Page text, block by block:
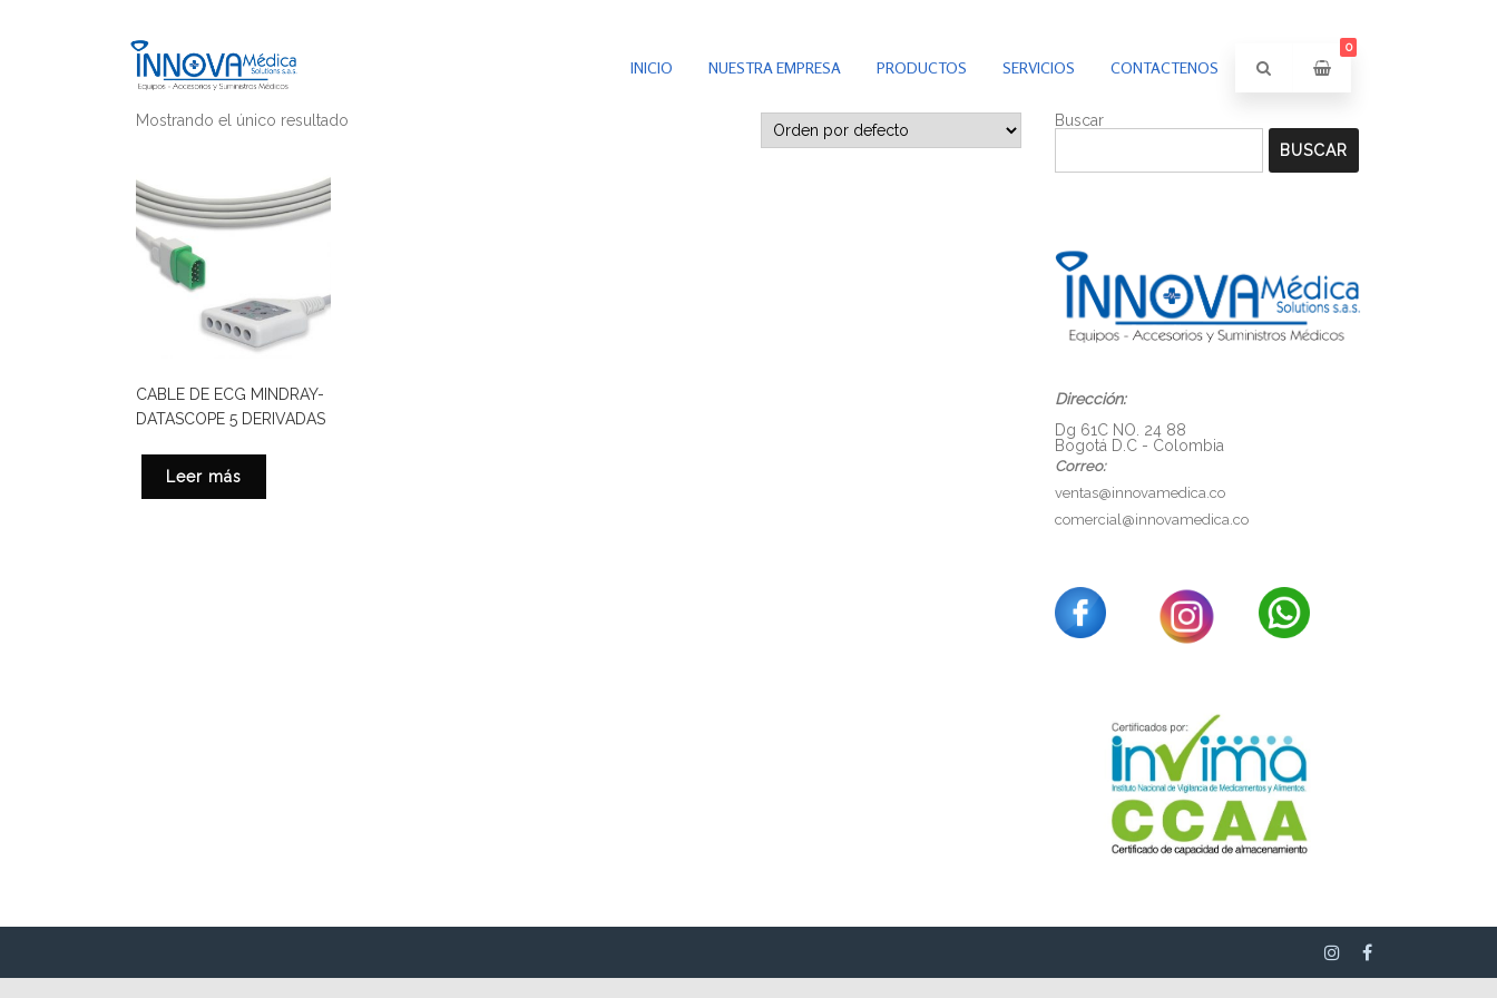
INICIO NUESTRA EMPRESA PRODUCTOS SERVICIOS CONTACTENOS
0
Mostrando el único resultado
CABLE DE ECG MINDRAY-
DATASCOPE 5 DERIVADAS
Leer más
Buscar
BUSCAR
Dirección:
Dg 61C NO. 24 88
Bogotá D.C - Colombia
Correo:
ventas@innovamedica.co
comercial@innovamedica.co